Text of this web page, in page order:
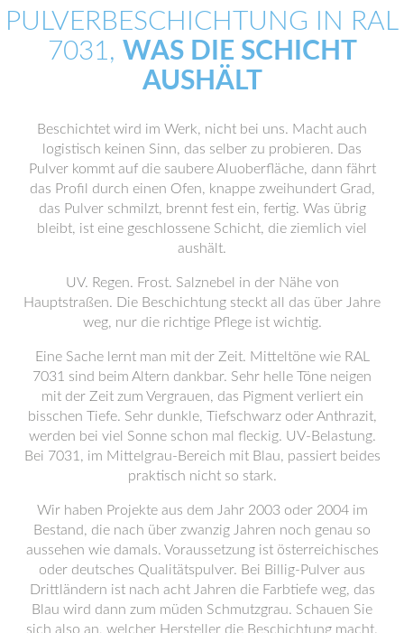
PULVERBESCHICHTUNG IN RAL
7031, WAS DIE SCHICHT
AUSHÄLT
Beschichtet wird im Werk, nicht bei uns. Macht auch
logistisch keinen Sinn, das selber zu probieren. Das
Pulver kommt auf die saubere Aluoberfläche, dann fährt
das Profil durch einen Ofen, knappe zweihundert Grad,
das Pulver schmilzt, brennt fest ein, fertig. Was übrig
bleibt, ist eine geschlossene Schicht, die ziemlich viel
aushält.
UV. Regen. Frost. Salznebel in der Nähe von
Hauptstraßen. Die Beschichtung steckt all das über Jahre
weg, nur die richtige Pflege ist wichtig.
Eine Sache lernt man mit der Zeit. Mitteltöne wie RAL
7031 sind beim Altern dankbar. Sehr helle Töne neigen
mit der Zeit zum Vergrauen, das Pigment verliert ein
bisschen Tiefe. Sehr dunkle, Tiefschwarz oder Anthrazit,
werden bei viel Sonne schon mal fleckig. UV-Belastung.
Bei 7031, im Mittelgrau-Bereich mit Blau, passiert beides
praktisch nicht so stark.
Wir haben Projekte aus dem Jahr 2003 oder 2004 im
Bestand, die nach über zwanzig Jahren noch genau so
aussehen wie damals. Voraussetzung ist österreichisches
oder deutsches Qualitätspulver. Bei Billig-Pulver aus
Drittländern ist nach acht Jahren die Farbtiefe weg, das
Blau wird dann zum müden Schmutzgrau. Schauen Sie
sich also an, welcher Hersteller die Beschichtung macht.